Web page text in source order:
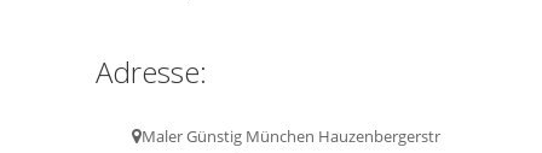
Adresse:
Maler Günstig München Hauzenbergerstr